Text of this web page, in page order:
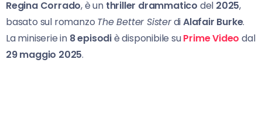
Regina Corrado, è un thriller drammatico del 2025,
basato sul romanzo The Better SisterdiAlafair Burke.
La miniserie in 8 episodiè disponibile suPrime Video dal
29 maggio 2025.